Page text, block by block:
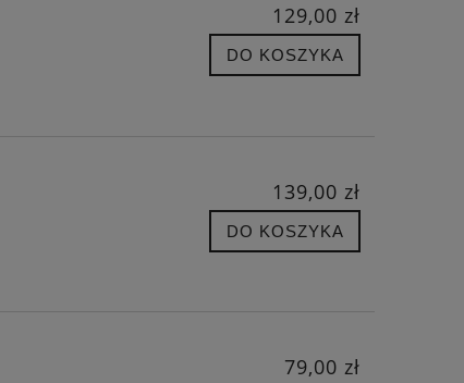
129,00 zł
DO KOSZYKA
139,00 zł
DO KOSZYKA
79,00 zł